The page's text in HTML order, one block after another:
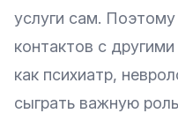
услуги сам.
контактов с
как психиатр,
сыграть важную